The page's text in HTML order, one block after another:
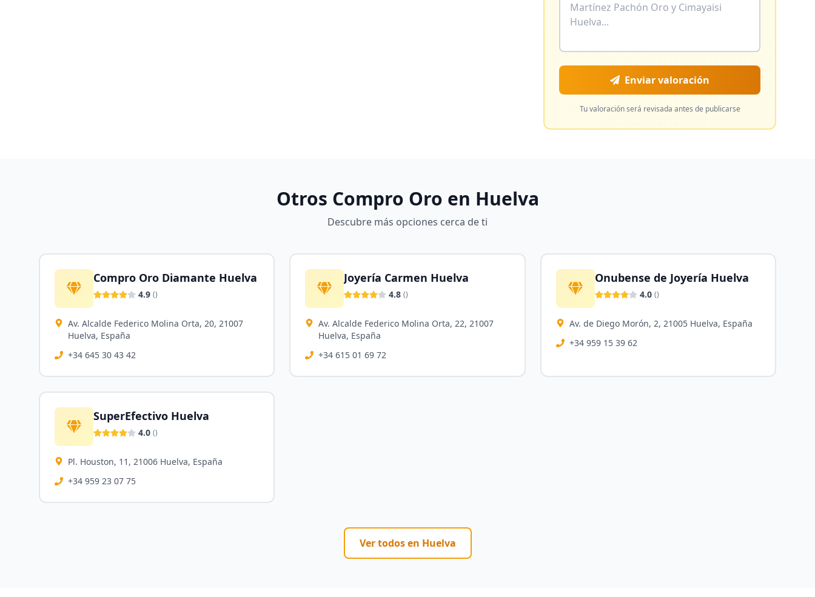
Enviar valoración
Tu valoración será revisada antes de publicarse
Otros Compro Oro en Huelva
Descubre más opciones cerca de ti
Compro Oro Diamante Huelva
4.9 ()
Av. Alcalde Federico Molina Orta, 20, 21007
Huelva, España
+34 645 30 43 42
Joyería Carmen Huelva
4.8 ()
Av. Alcalde Federico Molina Orta, 22, 21007
Huelva, España
+34 615 01 69 72
Onubense de Joyería Huelva
4.0 ()
Av. de Diego Morón, 2, 21005 Huelva, España
+34 959 15 39 62
SuperEfectivo Huelva
4.0 ()
Pl. Houston, 11, 21006 Huelva, España
+34 959 23 07 75
Ver todos en Huelva